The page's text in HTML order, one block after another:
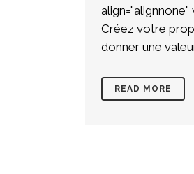
Créez votre
donner une
READ MORE